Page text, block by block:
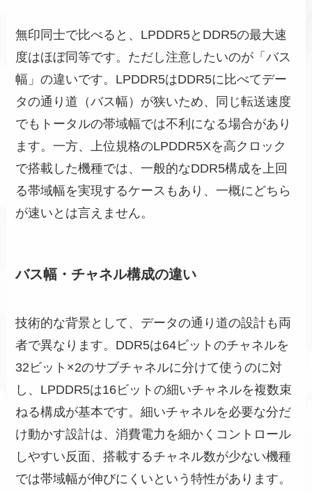
無印同士で比べると、LPDDR5とDDR5の最大速
度はほぼ同等です。ただし注意したいのが「バス
幅」の違いです。LPDDR5はDDR5に比べてデー
タの通り道（バス幅）が狭いため、同じ転送速度
でもトータルの帯域幅では不利になる場合があり
ます。一方、上位規格のLPDDR5Xを高クロック
で搭載した機種では、一般的なDDR5構成を上回
る帯域幅を実現するケースもあり、一概にどちら
が速いとは言えません。
バス幅・チャネル構成の違い
技術的な背景として、データの通り道の設計も両
者で異なります。DDR5は64ビットのチャネルを
32ビット×2のサブチャネルに分けて使うのに対
し、LPDDR5は16ビットの細いチャネルを複数束
ねる構成が基本です。細いチャネルを必要な分だ
け動かす設計は、消費電力を細かくコントロール
しやすい反面、搭載するチャネル数が少ない機種
では帯域幅が伸びにくいという特性があります。